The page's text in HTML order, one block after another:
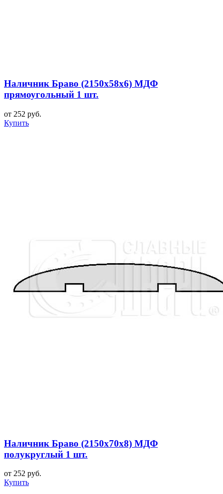
Наличник Браво (2150x58x6) МДФ
прямоугольный 1 шт.
от 252 руб.
Купить
Наличник Браво (2150x70x8) МДФ
полукруглый 1 шт.
от 252 руб.
Купить